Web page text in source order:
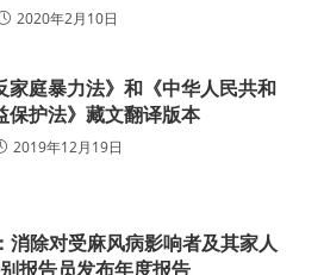
2020年2月10日
家庭暴力法》和《中华人民共和
保护法》藏文翻译版本
2019年12月19日
消除对受麻风病影响者及其家人
报告员发布年度报告